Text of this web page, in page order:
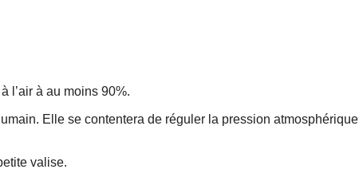
l’air à au moins 90%.
Elle se contentera de réguler la pression atmosphérique
valise.